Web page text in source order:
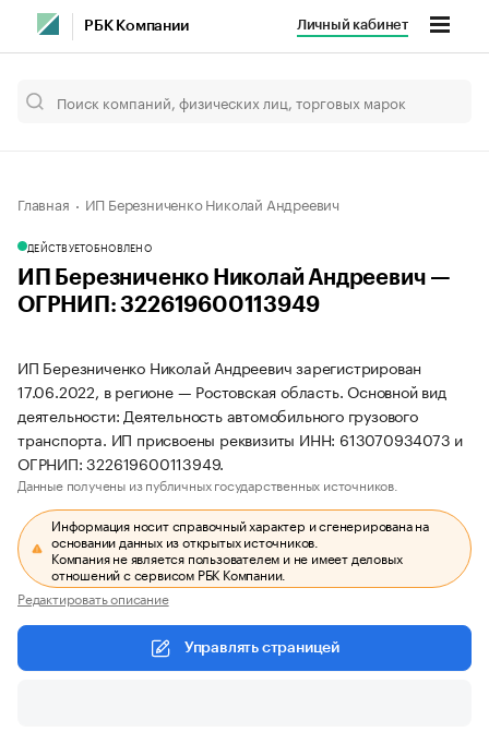
РБК Компании Личный кабинет
Главная ИП Березниченко Николай Андреевич
ДЕЙСТВУЕТОБНОВЛЕНО
ИП Березниченко Николай Андреевич —
ОГРНИП: 322619600113949
ИП Березниченко Николай Андреевич зарегистрирован
17.06.2022, в регионе — Ростовская область. Основной вид
деятельности: Деятельность автомобильного грузового
транспорта. ИП присвоены реквизиты ИНН: 613070934073 и
ОГРНИП: 322619600113949.
Данные получены из публичных государственных источников.
Информация носит справочный характер и сгенерирована на
основании данных из открытых источников.
Компания не является пользователем и не имеет деловых
отношений с сервисом РБК Компании.
Редактировать описание
Управлять страницей